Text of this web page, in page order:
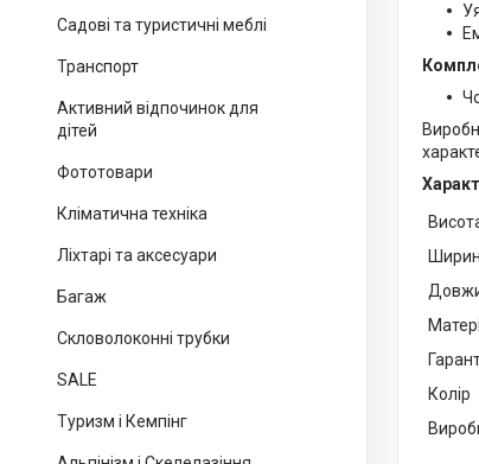
Садові та туристичні меблі
Транспорт
Активний відпочинок для
дітей
Фототовари
Кліматична техніка
Ліхтарі та аксесуари
Багаж
Скловолоконні трубки
SALE
Туризм і Кемпінг
Колір